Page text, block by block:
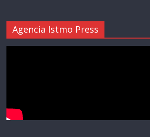
Agencia Istmo Press